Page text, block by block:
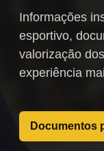
Informações
esportivo,
valorização
experiência
Documentos